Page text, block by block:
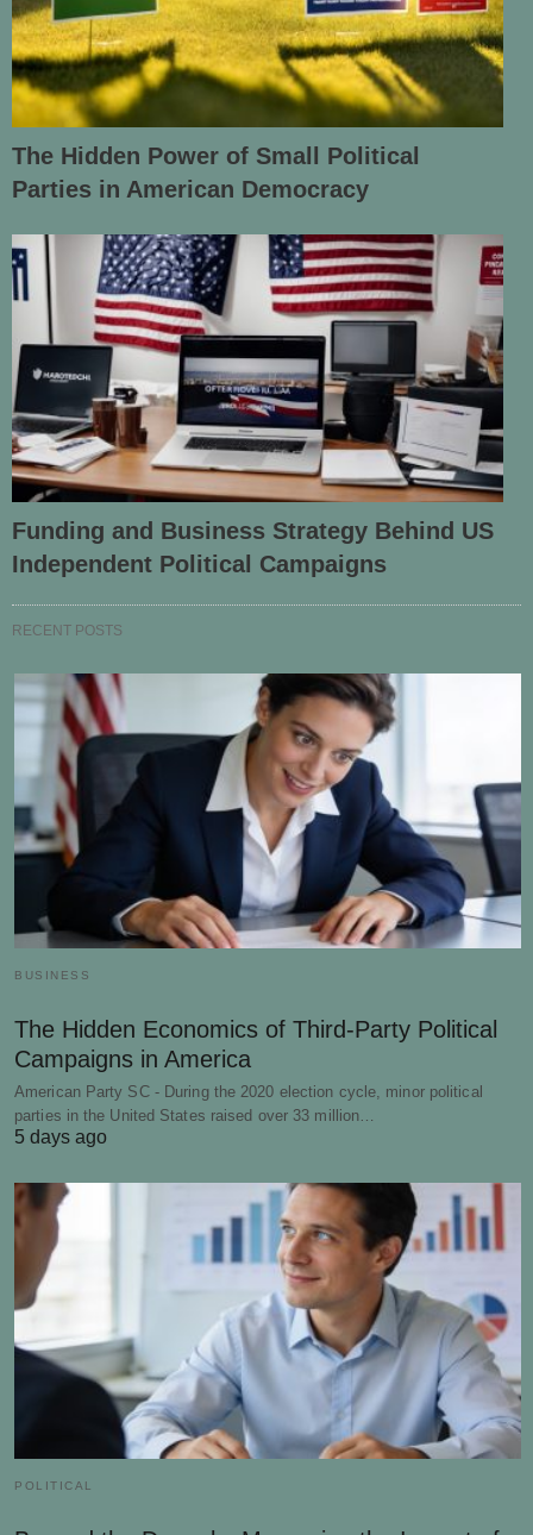
The Hidden Power of Small Political
Parties in American Democracy
Funding and Business Strategy Behind US
Independent Political Campaigns
RECENT POSTS
BUSINESS
The Hidden Economics of Third-Party Political
Campaigns in America
American Party SC - During the 2020 election cycle, minor political
parties in the United States raised over 33 million…
5 days ago
POLITICAL